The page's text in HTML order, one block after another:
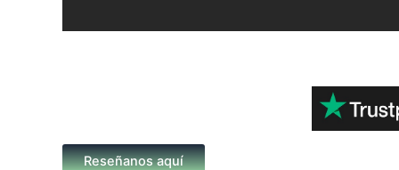
Reseñanos aquí